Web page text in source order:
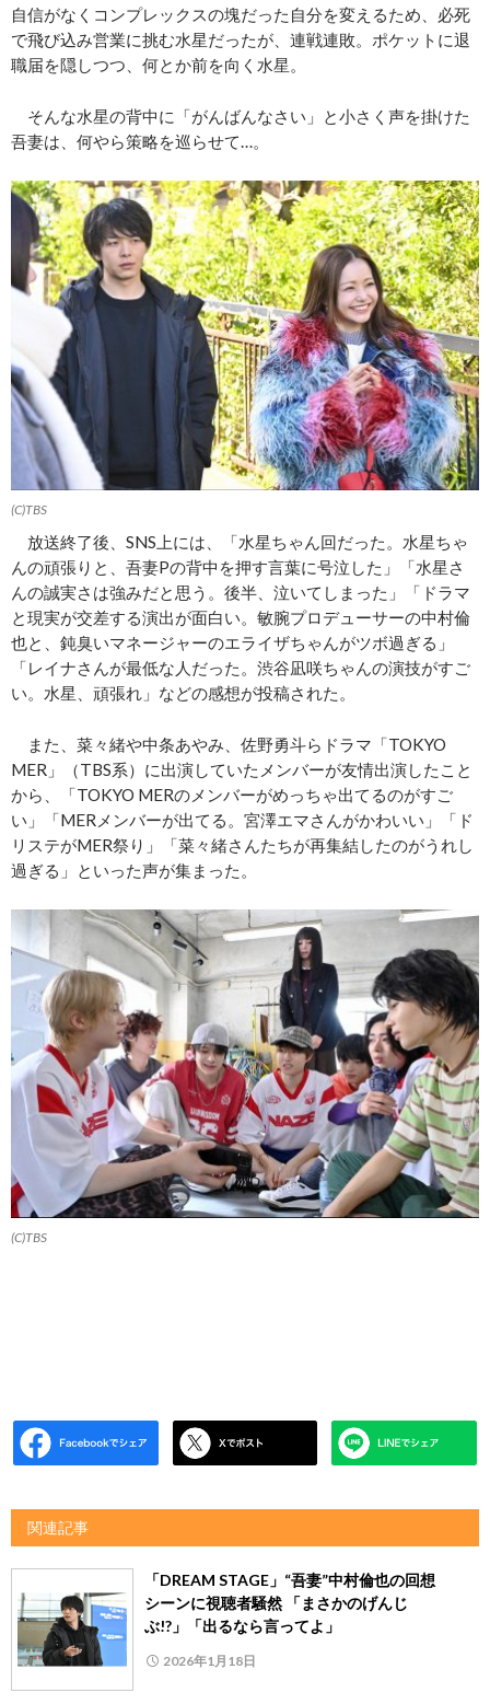
自信がなくコンプレックスの塊だった自分を変えるため、必死
で飛び込み営業に挑む水星だったが、連戦連敗。ポケットに退
職届を隠しつつ、何とか前を向く水星。
そんな水星の背中に「がんばんなさい」と小さく声を掛けた
吾妻は、何やら策略を巡らせて…。
(C)TBS
放送終了後、SNS上には、「水星ちゃん回だった。水星ちゃ
んの頑張りと、吾妻Pの背中を押す言葉に号泣した」「水星さ
んの誠実さは強みだと思う。後半、泣いてしまった」「ドラマ
と現実が交差する演出が面白い。敏腕プロデューサーの中村倫
也と、鈍臭いマネージャーのエライザちゃんがツボ過ぎる」
「レイナさんが最低な人だった。渋谷凪咲ちゃんの演技がすご
い。水星、頑張れ」などの感想が投稿された。
また、菜々緒や中条あやみ、佐野勇斗らドラマ「TOKYO
MER」（TBS系）に出演していたメンバーが友情出演したこと
から、「TOKYO MERのメンバーがめっちゃ出てるのがすご
い」「MERメンバーが出てる。宮澤エマさんがかわいい」「ド
リステがMER祭り」「菜々緒さんたちが再集結したのがうれし
過ぎる」といった声が集まった。
(C)TBS
関連記事
「DREAM STAGE」“吾妻”中村倫也の回想
シーンに視聴者騒然 「まさかのげんじ
ぶ!?」「出るなら言ってよ」
2026年1月18日